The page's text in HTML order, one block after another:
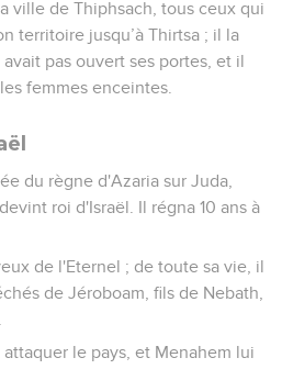
est droit aux yeux de l'Eternel,
ancêtre David.
d'Israël ; il fit même passer son
aux pratiques abominables des
parfums sur les hauts lieux, sur
vert.
et Pékach, fils de Remalia, le
Jérusalem pour l'attaquer. Ils
parvenir à le vaincre.
le roi de Syrie, ramena Elath
Il expulsa les Juifs d'Elath et les
c’est le cas aujourd'hui.